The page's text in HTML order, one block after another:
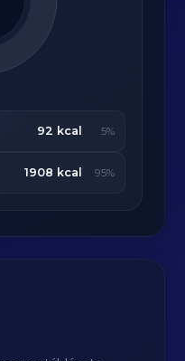
92 kcal 5%
1908 kcal 95%